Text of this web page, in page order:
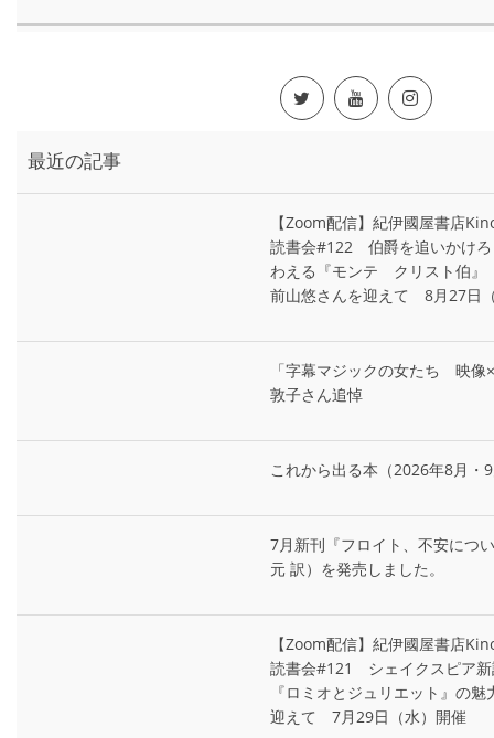
最近の記事
【Zoom配信】紀伊國屋書店
読書会#122 伯爵を追いかけ
わえる『モンテ゠クリスト伯
前山悠さんを迎えて 8月27日
「字幕マジックの女たち 映像
敦子さん追悼
これから出る本（2026年8月・
7月新刊『フロイト、不安につ
元 訳）を発売しました。
【Zoom配信】紀伊國屋書店
読書会#121 シェイクスピア
『ロミオとジュリエット』の
迎えて 7月29日（水）開催